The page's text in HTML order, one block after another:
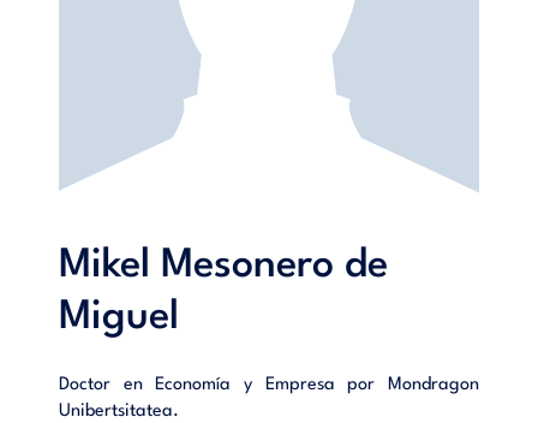
Mikel Mesonero de
Miguel
Doctor en Economía y Empresa por Mondragon
Unibertsitatea.